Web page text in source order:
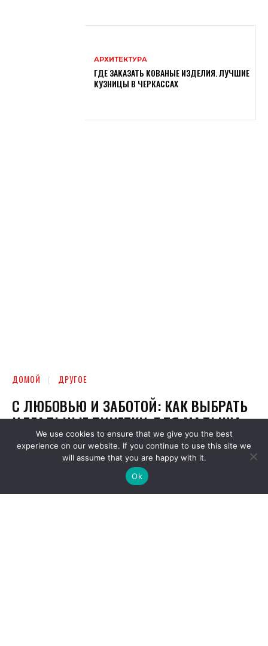
АРХИТЕКТУРА
ГДЕ ЗАКАЗАТЬ КОВАНЫЕ ИЗДЕЛИЯ. ЛУЧШИЕ
КУЗНИЦЫ В ЧЕРКАССАХ
We use cookies to ensure that we give you the best
experience on our website. If you continue to use this site we
will assume that you are happy with it.
Ok